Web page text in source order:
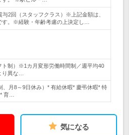
与2回（スタッフクラス）※上記金額は、
す。※経験・年齢考慮の上決定し…
ト制）※1カ月変形労働時間制／週平均40
異な…
、月8～9日休み）* 有給休暇* 慶弔休暇* 特
育…
気になる